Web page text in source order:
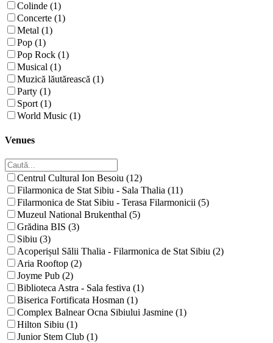
Colinde (1)
Concerte (1)
Metal (1)
Pop (1)
Pop Rock (1)
Musical (1)
Muzică lăutărească (1)
Party (1)
Sport (1)
World Music (1)
Venues
Centrul Cultural Ion Besoiu (12)
Filarmonica de Stat Sibiu - Sala Thalia (11)
Filarmonica de Stat Sibiu - Terasa Filarmonicii (5)
Muzeul National Brukenthal (5)
Grădina BIS (3)
Sibiu (3)
Acoperișul Sălii Thalia - Filarmonica de Stat Sibiu (2)
Aria Rooftop (2)
Joyme Pub (2)
Biblioteca Astra - Sala festiva (1)
Biserica Fortificata Hosman (1)
Complex Balnear Ocna Sibiului Jasmine (1)
Hilton Sibiu (1)
Junior Stem Club (1)